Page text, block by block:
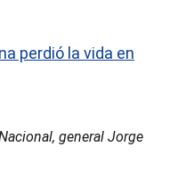
perdió la vida en
general Jorge